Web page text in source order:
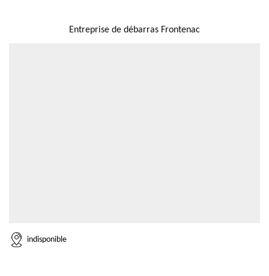
Entreprise de débarras Frontenac
indisponible